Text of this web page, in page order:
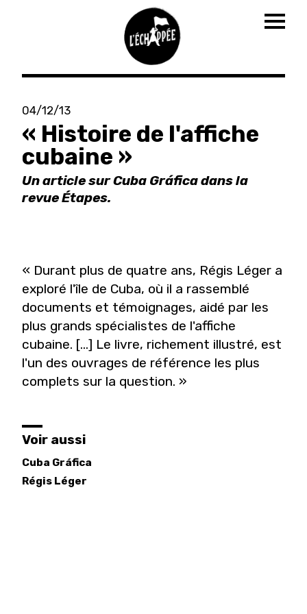
Aller
contenu
principal
04/12/13
« Histoire de l'affiche
cubaine »
Un article sur Cuba Gráfica dans la
revue Étapes.
« Durant plus de quatre ans, Régis Léger a
exploré l'île de Cuba, où il a rassemblé
documents et témoignages, aidé par les
plus grands spécialistes de l'affiche
cubaine. [...] Le livre, richement illustré, est
l'un des ouvrages de référence les plus
complets sur la question. »
Voir aussi
Cuba Gráfica
Régis Léger